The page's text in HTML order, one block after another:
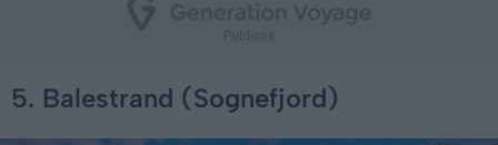
5. Balestrand (Sognefjord)